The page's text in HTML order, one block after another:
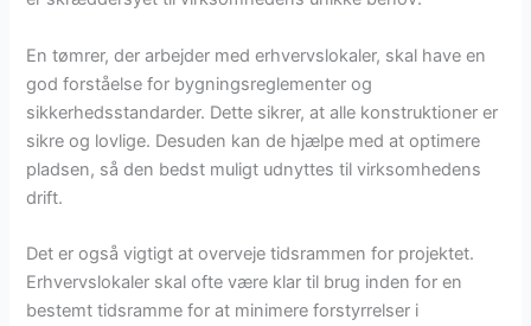
En tømrer, der arbejder med erhvervslokaler, skal have en
god forståelse for bygningsreglementer og
sikkerhedsstandarder. Dette sikrer, at alle konstruktioner er
sikre og lovlige. Desuden kan de hjælpe med at optimere
pladsen, så den bedst muligt udnyttes til virksomhedens
drift.
Det er også vigtigt at overveje tidsrammen for projektet.
Erhvervslokaler skal ofte være klar til brug inden for en
bestemt tidsramme for at minimere forstyrrelser i